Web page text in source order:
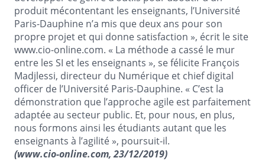
produit mécontentant les enseignants, l’Université
Paris-Dauphine n’a mis que deux ans pour son
propre projet et qui donne satisfaction », écrit le site
www.cio-online.com. « La méthode a cassé le mur
entre les SI et les enseignants », se félicite François
Madjlessi, directeur du Numérique et chief digital
officer de l’Université Paris-Dauphine. « C’est la
démonstration que l’approche agile est parfaitement
adaptée au secteur public. Et, pour nous, en plus,
nous formons ainsi les étudiants autant que les
enseignants à l’agilité », poursuit-il.
(www.cio-online.com, 23/12/2019)